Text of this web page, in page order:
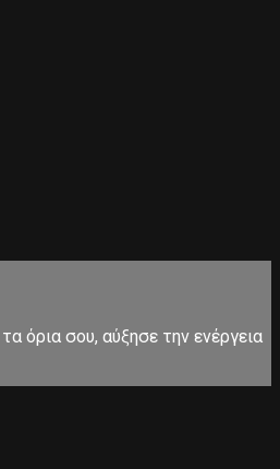
όρια σου, αύξησε την ενέργεια